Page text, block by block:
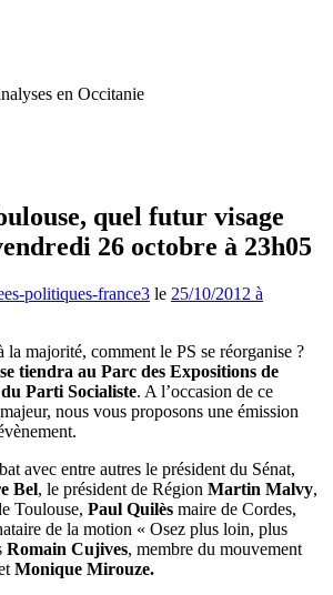
en Occitanie
quel futur visage
26 octobre à 23h05
politiques-france3 le 25/10/2012 à
la majorité, comment le PS se réorganise ?
tiendra au Parc des Expositions de
Parti Socialiste. A l’occasion de ce
nous vous proposons une émission
avec entre autres le président du Sénat,
Bel, le président de Région Martin Malvy,
Toulouse, Paul Quilès maire de Cordes,
de la motion « Osez plus loin, plus
Romain Cujives, membre du mouvement
Monique Mirouze.